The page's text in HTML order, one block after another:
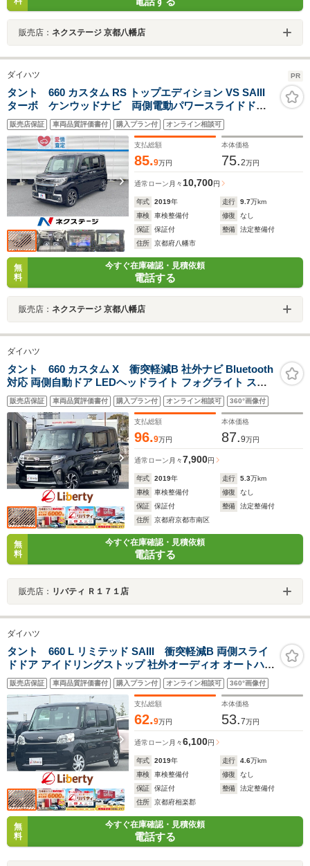
販売店： ネクステージ 京都八幡店
ダイハツ PR
タント 660 カスタム RS トップエディション VS SAIII
ターボ ケンウッドナビ 両側電動パワースライドド
ア スマートアシスト3 全周囲カメラ ETC
Bluetooth LEDヘッド＆LEDフォグ 純正15インチア
ルミホイール
販売店保証 車両品質評価書付 購入プラン付 オンライン相談可
支払総額
85.9万円
本体価格
75.2万円
通常ローン 月々10,700円
年式 2019年 走行 9.7万km
車検
車検整備付 修復
なし
保証
保証付 整備
法定整備付
住所
京都府八幡市
無
料
今すぐ在庫確認・見積依頼
電話する
販売店： ネクステージ 京都八幡店
ダイハツ
タント 660 カスタム X 衝突軽減B 社外ナビ Bluetooth
対応 両側自動ドア LEDヘッドライト フォグライト スマ
ートキー プッシュスタート アイドリングストップ 障害物
センサー ステアリングスイッチ 純正アルミホイール
販売店保証 車両品質評価書付 購入プラン付 オンライン相談可 360°画像付
支払総額
96.9万円
本体価格
87.9万円
通常ローン 月々7,900円
年式 2019年 走行 5.3万km
車検
車検整備付 修復
なし
保証
保証付 整備
法定整備付
住所
京都府京都市南区
無
料
今すぐ在庫確認・見積依頼
電話する
販売店： リバティ Ｒ１７１店
ダイハツ
タント 660 L リミテッド SAIII 衝突軽減B 両側スライ
ドドア アイドリングストップ 社外オーディオ オートハイ
ビーム ヘッドライトレベライザー
販売店保証 車両品質評価書付 購入プラン付 オンライン相談可 360°画像付
支払総額
62.9万円
本体価格
53.7万円
通常ローン 月々6,100円
年式 2019年 走行 4.6万km
車検
車検整備付 修復
なし
保証
保証付 整備
法定整備付
住所
京都府相楽郡
無
料
今すぐ在庫確認・見積依頼
電話する